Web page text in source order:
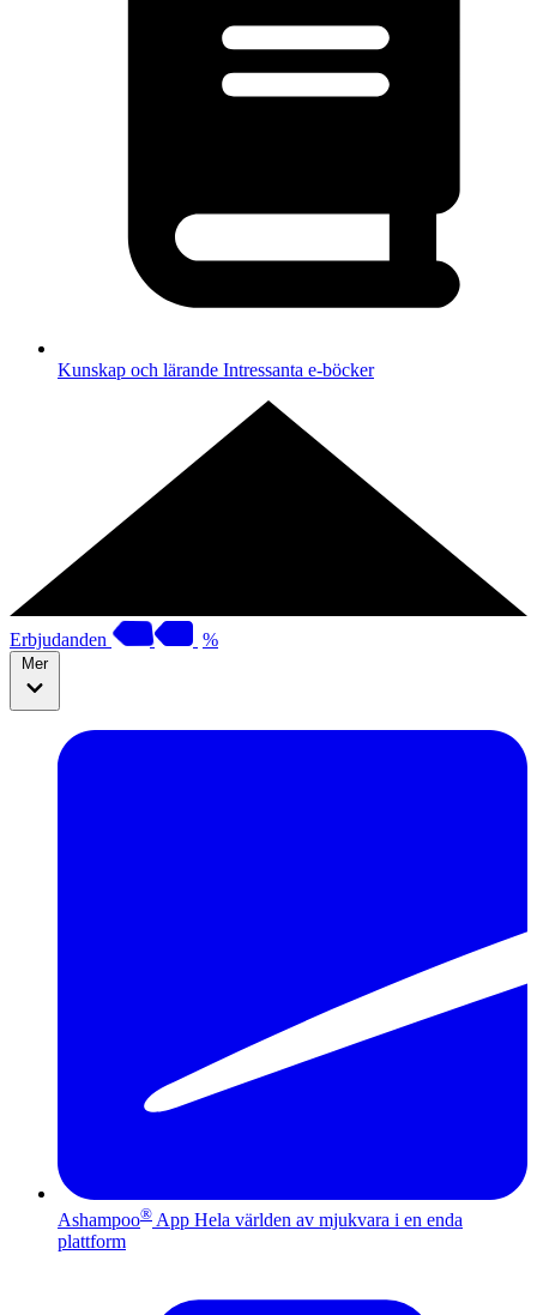
Kunskap och lärande Intressanta e-böcker
Erbjudanden %
Mer
Ashampoo® App Hela världen av mjukvara i en enda
plattform